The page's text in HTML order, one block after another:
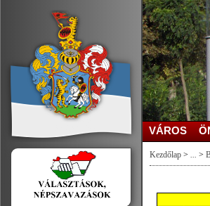
VÁROS
Kezdőlap > ... >